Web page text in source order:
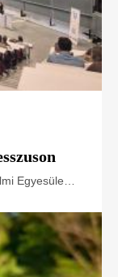
Egyesület
of